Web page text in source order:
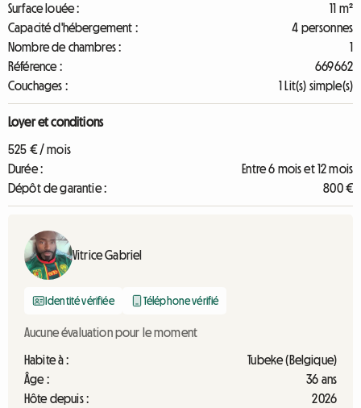
Surface louée :
11 m²
Capacité d'hébergement :
4 personnes
Nombre de chambres :
1
Référence :
669662
Couchages :
1 Lit(s) simple(s)
Loyer et conditions
525 € / mois
Durée :
Entre 6 mois et 12 mois
Dépôt de garantie :
800 €
Vitrice Gabriel
Identité vérifiée Téléphone vérifié
Aucune évaluation pour le moment
Habite à :
Tubeke (Belgique)
Âge :
36 ans
Hôte depuis :
2026